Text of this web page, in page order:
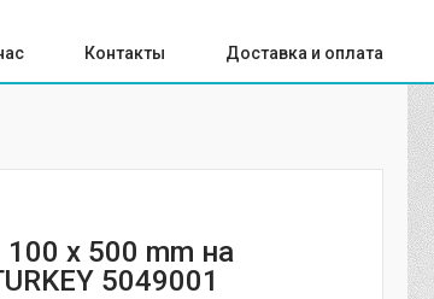
Контакты Доставка и оплата
x 500 mm на
5049001